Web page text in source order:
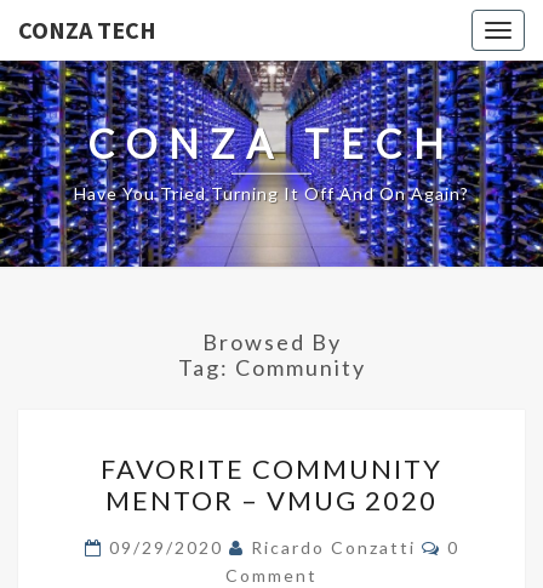
CONZA TECH
CONZA TECH
Have You Tried Turning It Off And On Again?
Browsed By
Tag: Community
COMMUNITY
MENTOR
–
VMUG
FAVORITE COMMUNITY
MENTOR – VMUG 2020
09/29/2020 Ricardo Conzatti Comments
0
Comment